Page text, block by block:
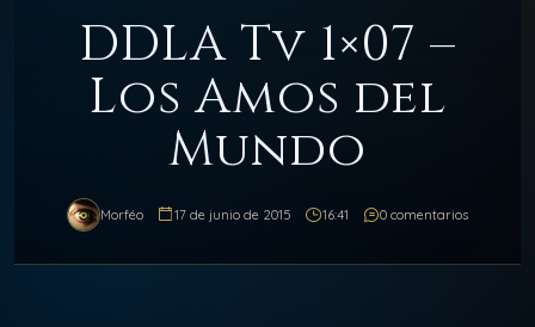
DDLA Tv 1×07 –
Los Amos del
Mundo
Morféo 17 de junio de 2015 16:41 0 comentarios